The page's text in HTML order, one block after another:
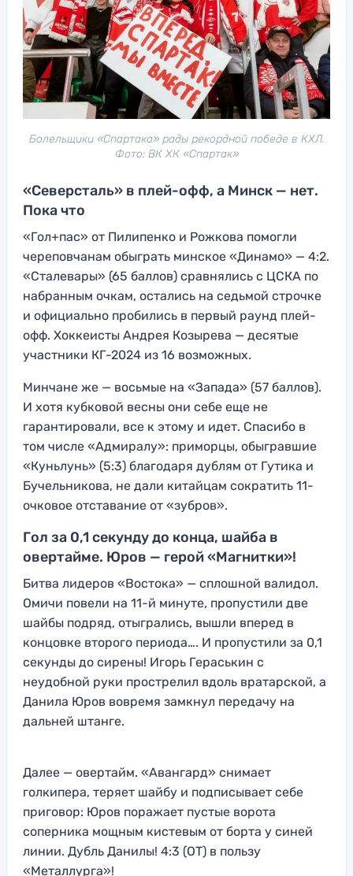
Болельщики «Спартака» рады рекордной победе в КХЛ.
Фото: ВК ХК «Спартак»
«Северсталь» в плей-офф, а Минск — нет.
Пока что
«Гол+пас» от Пилипенко и Рожкова помогли
череповчанам обыграть минское «Динамо» — 4:2.
«Сталевары» (65 баллов) сравнялись с ЦСКА по
набранным очкам, остались на седьмой строчке
и официально пробились в первый раунд плей-
офф. Хоккеисты Андрея Козырева — десятые
участники КГ-2024 из 16 возможных.
Минчане же — восьмые на «Запада» (57 баллов).
И хотя кубковой весны они себе еще не
гарантировали, все к этому и идет. Спасибо в
том числе «Адмиралу»: приморцы, обыгравшие
«Куньлунь» (5:3) благодаря дублям от Гутика и
Бучельникова, не дали китайцам сократить 11-
очковое отставание от «зубров».
Гол за 0,1 секунду до конца, шайба в
овертайме. Юров — герой «Магнитки»!
Битва лидеров «Востока» — сплошной валидол.
Омичи повели на 11-й минуте, пропустили две
шайбы подряд, отыгрались, вышли вперед в
концовке второго периода…. И пропустили за 0,1
секунды до сирены! Игорь Гераськин с
неудобной руки прострелил вдоль вратарской, а
Данила Юров вовремя замкнул передачу на
дальней штанге.
Далее — овертайм. «Авангард» снимает
голкипера, теряет шайбу и подписывает себе
приговор: Юров поражает пустые ворота
соперника мощным кистевым от борта у синей
линии. Дубль Данилы! 4:3 (ОТ) в пользу
«Металлурга»!